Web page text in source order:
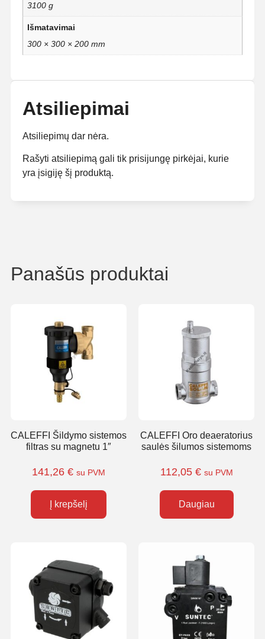
3100 g
Išmatavimai
300 × 300 × 200 mm
Atsiliepimai
Atsiliepimų dar nėra.
Rašyti atsiliepimą gali tik prisijungę pirkėjai, kurie
yra įsigiję šį produktą.
Panašūs produktai
CALEFFI Šildymo sistemos
filtras su magnetu 1″
141,26 € su PVM
Į krepšelį
CALEFFI Oro deaeratorius
saulės šilumos sistemoms
112,05 € su PVM
Daugiau